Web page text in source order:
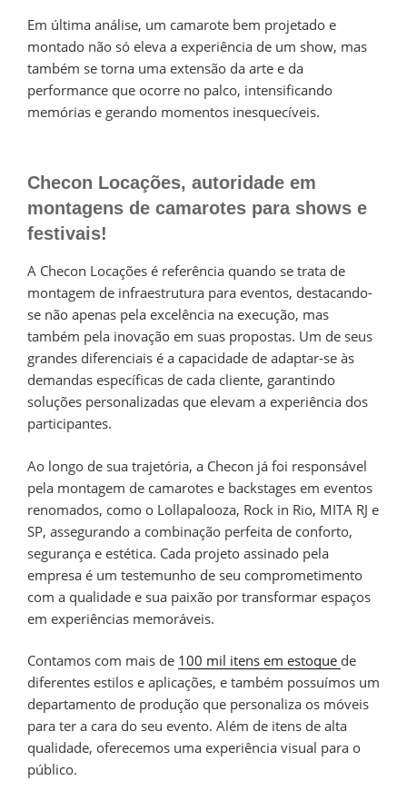
Em última análise, um camarote bem projetado e
montado não só eleva a experiência de um show, mas
também se torna uma extensão da arte e da
performance que ocorre no palco, intensificando
memórias e gerando momentos inesquecíveis.
Checon Locações, autoridade em
montagens de camarotes para shows e
festivais!
A Checon Locações é referência quando se trata de
montagem de infraestrutura para eventos, destacando-
se não apenas pela excelência na execução, mas
também pela inovação em suas propostas. Um de seus
grandes diferenciais é a capacidade de adaptar-se às
demandas específicas de cada cliente, garantindo
soluções personalizadas que elevam a experiência dos
participantes.
Ao longo de sua trajetória, a Checon já foi responsável
pela montagem de camarotes e backstages em eventos
renomados, como o Lollapalooza, Rock in Rio, MITA RJ e
SP, assegurando a combinação perfeita de conforto,
segurança e estética. Cada projeto assinado pela
empresa é um testemunho de seu comprometimento
com a qualidade e sua paixão por transformar espaços
em experiências memoráveis.
Contamos com mais de 100 mil itens em estoque de
diferentes estilos e aplicações, e também possuímos um
departamento de produção que personaliza os móveis
para ter a cara do seu evento. Além de itens de alta
qualidade, oferecemos uma experiência visual para o
público.